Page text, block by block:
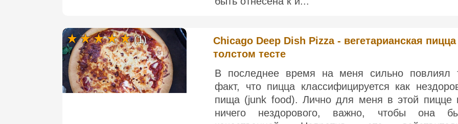
Chicago Deep Dish Pizza - вегетарианская
толстом тесте
В последнее время на меня сильно повлиял
факт, что пицца классифицируется как
пища (junk food). Лично для меня в этой пицце
ничего нездорового, важно, чтобы она
(1)